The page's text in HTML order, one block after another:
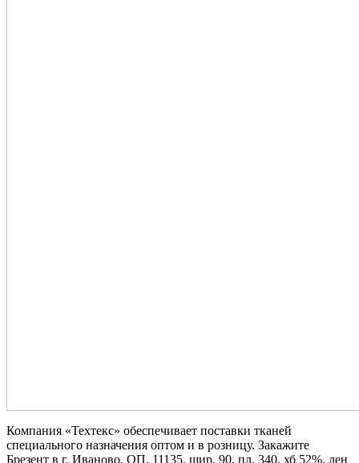
Компания «Техтекс» обеспечивает поставки тканей
специального назначения оптом и в розницу. Закажите
Брезент в г. Иваново, ОП, 11135, шир. 90, пл. 340, хб 52%, лен